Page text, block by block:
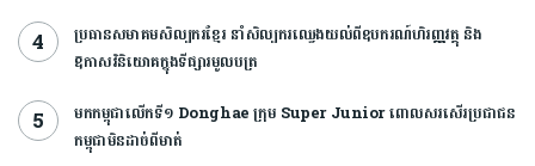
ប្រធានសមាគមសិល្បករខ្មែរ នាំសិល្បករឈ្វេងយល់ពីឧបករណ៍ហិរញ្ញវត្ថុ និង
ឱកាសវិនិយោគក្នុងទីផ្សារមូលបត្រ
មកកម្ពុជាលើកទី១ Donghae ក្រុម Super Junior ពោលសរសើរប្រជាជន
កម្ពុជាមិនដាច់ពីមាត់